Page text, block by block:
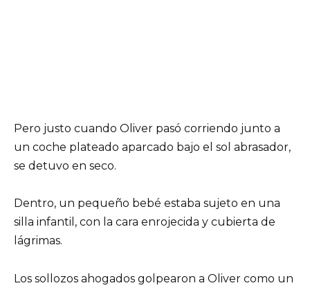
Pero justo cuando Oliver pasó corriendo junto a
un coche plateado aparcado bajo el sol abrasador,
se detuvo en seco.
Dentro, un pequeño bebé estaba sujeto en una
silla infantil, con la cara enrojecida y cubierta de
lágrimas.
Los sollozos ahogados golpearon a Oliver como un